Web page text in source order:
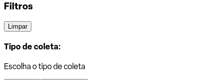
Filtros
Limpar
Tipo de coleta:
Escolha o tipo de coleta